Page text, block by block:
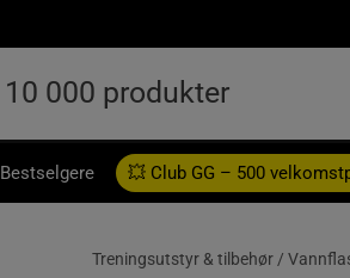
Bestselgere 💥 Club GG – 500
Treningsutstyr & tilbehør /